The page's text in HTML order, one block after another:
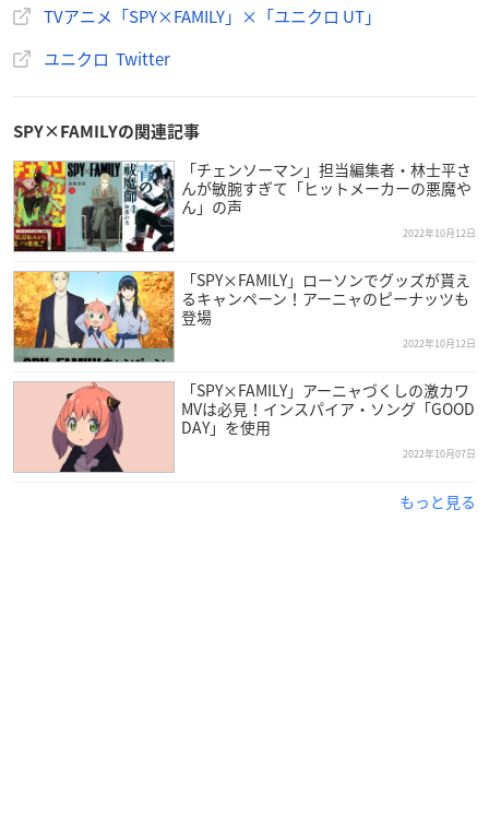
ャツになって再び登場👉https://t.co/D2zP5k4M2H
OVFONIJ
TVアニメ「SPY×FAMILY」×「ユニクロ UT」
ユニクロ Twitter
SPY×FAMILYの関連記事
「チェンソーマン」担当編集者・林士平さ
んが敏腕すぎて「ヒットメーカーの悪魔や
ん」の声
2022年10月12日
「SPY×FAMILY」ローソンでグッズが貰え
るキャンペーン！アーニャのピーナッツも
登場
2022年10月12日
「SPY×FAMILY」アーニャづくしの激カワ
MVは必見！インスパイア・ソング「GOOD
DAY」を使用
2022年10月07日
もっと見る